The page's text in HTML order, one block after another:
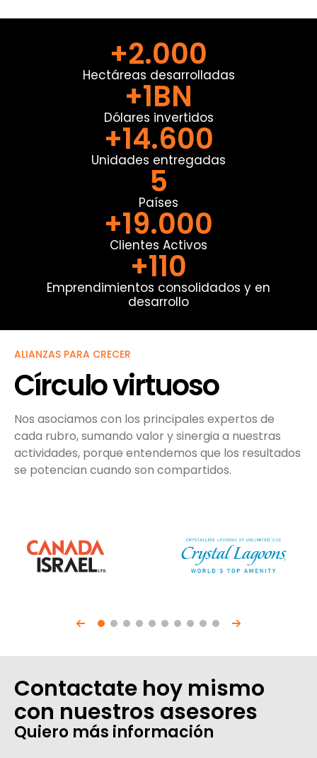
+2.000
Hectáreas desarrolladas
+1BN
Dólares invertidos
+14.600
Unidades entregadas
5
Países
+19.000
Clientes Activos
+110
Emprendimientos consolidados y en
desarrollo
ALIANZAS PARA CRECER
Círculo virtuoso
Nos asociamos con los principales expertos de
cada rubro, sumando valor y sinergia a nuestras
actividades, porque entendemos que los resultados
se potencian cuando son compartidos.
Contactate hoy mismo
con nuestros asesores
Quiero más información